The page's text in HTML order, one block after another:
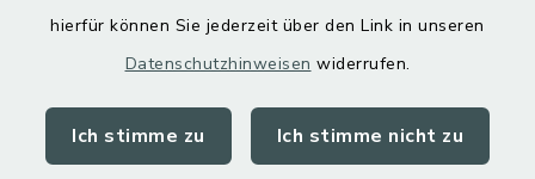
hierfür können Sie jederzeit über den Link in unseren
Datenschutzhinweisen widerrufen.
Ich stimme zu Ich stimme nicht zu
Kontakt